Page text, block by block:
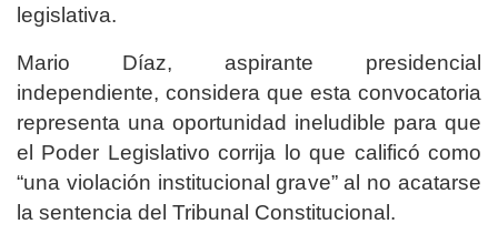
legislativa.
Mario Díaz, aspirante presidencial
independiente, considera que esta convocatoria
representa una oportunidad ineludible para que
el Poder Legislativo corrija lo que calificó como
“una violación institucional grave” al no acatarse
la sentencia del Tribunal Constitucional.